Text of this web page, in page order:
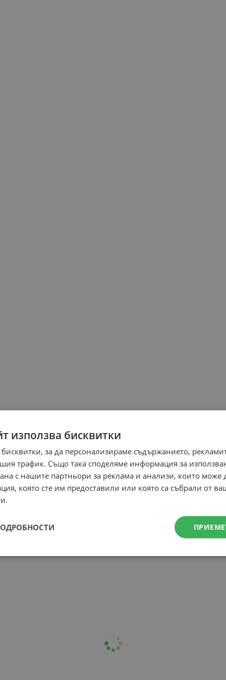
използва бисквитки
за да персонализираме съдържанието,
трафик. Също така споделяме информация за
с нашите партньори за реклама и анализи, които може
която сте им предоставили или която са събрали от